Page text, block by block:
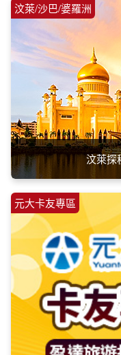
汶萊/沙巴/婆羅洲
汶萊探
元大卡友專區